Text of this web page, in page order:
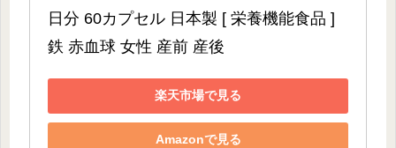
日分 60カプセル 日本製 [ 栄養機能食品 ]
鉄 赤血球 女性 産前 産後
楽天市場で見る
Amazonで見る